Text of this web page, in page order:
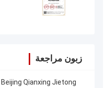
زبون مراجعة